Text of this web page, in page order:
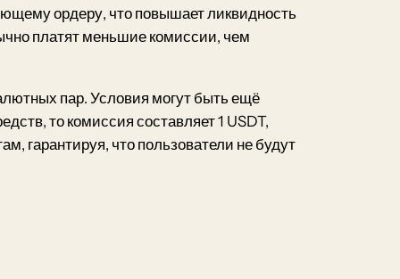
ордеру, что повышает ликвидность
платят меньшие комиссии, чем
пар. Условия могут быть ещё
то комиссия составляет 1 USDT,
гарантируя, что пользователи не будут